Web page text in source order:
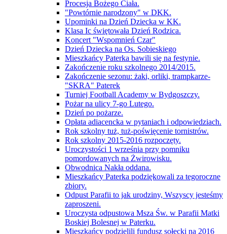
Procesja Bożego Ciała.
"Powtórnie narodzony" w DKK.
Upominki na Dzień Dziecka w KK.
Klasa Ic świętowała Dzień Rodzica.
Koncert "Wspomnień Czar"
Dzień Dziecka na Os. Sobieskiego
Mieszkańcy Paterka bawili się na festynie.
Zakończenie roku szkolnego 2014/2015.
Zakończenie sezonu: żaki, orliki, trampkarze-
"SKRA" Paterek
Turniej Football Academy w Bydgoszczy.
Pożar na ulicy 7-go Lutego.
Dzień po pożarze.
Opłata adiacencka w pytaniach i odpowiedziach.
Rok szkolny tuż, tuż-poświęcenie tornistrów.
Rok szkolny 2015-2016 rozpoczęty.
Uroczystości 1 września przy pomniku
pomordowanych na Żwirowisku.
Obwodnica Nakła oddana.
Mieszkańcy Paterka podziękowali za tegoroczne
zbiory.
Odpust Parafii to jak urodziny, Wszyscy jesteśmy
zaproszeni.
Uroczysta odpustowa Msza Św. w Parafii Matki
Boskiej Bolesnej w Paterku.
Mieszkańcy podzielili fundusz sołecki na 2016